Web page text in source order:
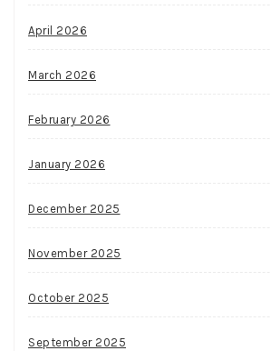
April 2026
March 2026
February 2026
January 2026
December 2025
November 2025
October 2025
September 2025